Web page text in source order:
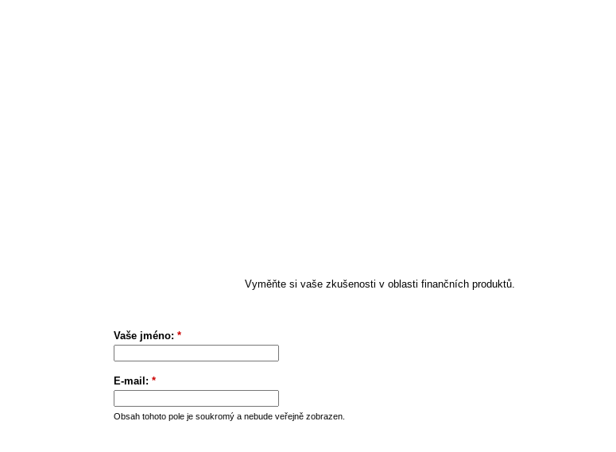
Vyměňte si vaše zkušenosti v oblasti finančních produktů.
Vaše jméno: *
E-mail: *
Obsah tohoto pole je soukromý a nebude veřejně zobrazen.